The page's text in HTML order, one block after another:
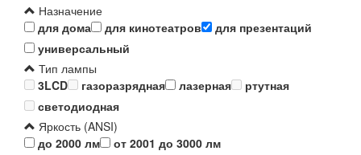
Назначение
для дома
для кинотеатров
для презентаций
универсальный
Тип лампы
3LCD
газоразрядная лазерная
ртутная
светодиодная
Яркость (ANSI)
до 2000 лм
от 2001 до 3000 лм